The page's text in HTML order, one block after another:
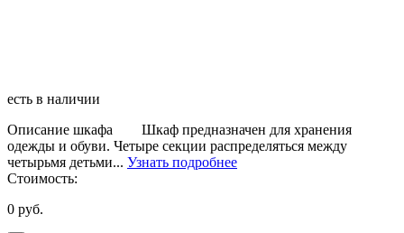
есть в наличии
Описание шкафа Шкаф предназначен для хранения
одежды и обуви. Четыре секции распределяться между
четырьмя детьми... Узнать подробнее
Стоимость:
0 руб.